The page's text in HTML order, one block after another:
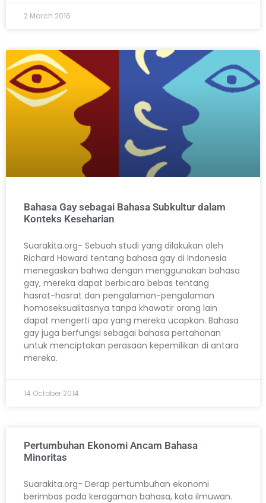
2 March 2016
Bahasa Gay sebagai Bahasa Subkultur dalam
Konteks Keseharian
Suarakita.org- Sebuah studi yang dilakukan oleh
Richard Howard tentang bahasa gay di Indonesia
menegaskan bahwa dengan menggunakan bahasa
gay, mereka dapat berbicara bebas tentang
hasrat-hasrat dan pengalaman-pengalaman
homoseksualitasnya tanpa khawatir orang lain
dapat mengerti apa yang mereka ucapkan. Bahasa
gay juga berfungsi sebagai bahasa pertahanan
untuk menciptakan perasaan kepemilikan di antara
mereka.
14 October 2014
Pertumbuhan Ekonomi Ancam Bahasa
Minoritas
Suarakita.org- Derap pertumbuhan ekonomi
berimbas pada keragaman bahasa, kata ilmuwan.